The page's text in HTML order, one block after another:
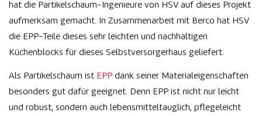
hat die Partikelschaum-Ingenieure von HSV auf dieses Projekt
aufmerksam gemacht. In Zusammenarbeit mit Berco hat HSV
die EPP-Teile dieses sehr leichten und nachhaltigen
Küchenblocks für dieses Selbstversorgerhaus geliefert.
Als Partikelschaum ist EPP dank seiner Materialeigenschaften
besonders gut dafür geeignet. Denn EPP ist nicht nur leicht
und robust, sondern auch lebensmitteltauglich, pflegeleicht